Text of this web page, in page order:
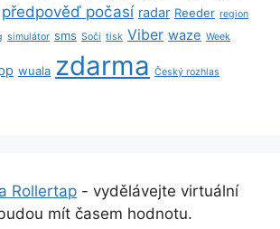
předpověď počasí radar Reeder region
simulátor sms Soči tisk Viber waze Week
wuala zdarma Český rozhlas
Rollertap - vydělávejte virtuální
mít časem hodnotu.